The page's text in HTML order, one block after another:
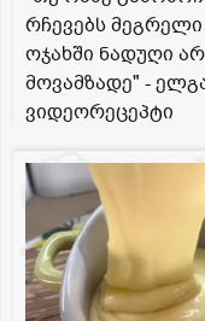
რჩევებს
ოჯახში ნადუღი
მოვამზადე" -
ვიდეორეცეპტი